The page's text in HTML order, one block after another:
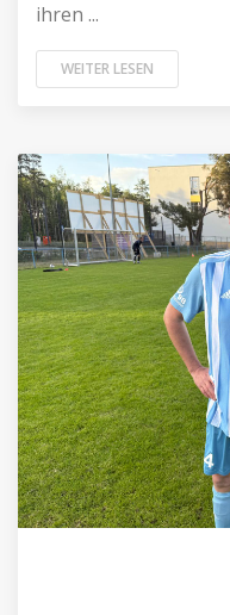
ihren ...
WEITER LESEN